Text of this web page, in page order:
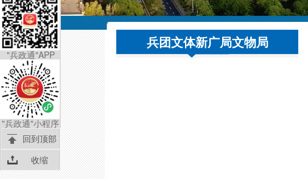
兵团文体新广局文物局
"兵政通"APP
"兵政通"小程序
回到顶部
收缩